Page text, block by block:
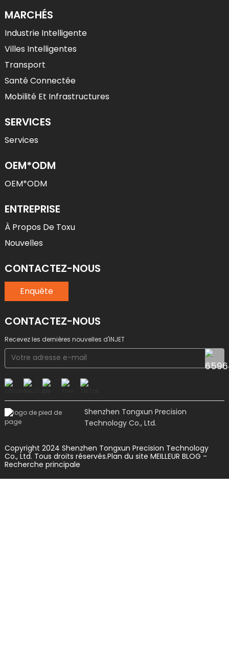
MARCHÉS
Industrie Intelligente
Villes Intelligentes
Transport
Santé Connectée
Mobilité Et Infrastructures
SERVICES
Services
OEM*ODM
OEM*ODM
ENTREPRISE
À Propos De Toxu
Nouvelles
CONTACTEZ-NOUS
Enquête
CONTACTEZ-NOUS
Recevez les dernières nouvelles d'INJET
Shenzhen Tongxun Precision
Technology Co., Ltd.
Copyright 2024 Shenzhen Tongxun Precision Technology
Co., Ltd. Tous droits réservés.Plan du site MEILLEUR BLOG -
Recherche principale